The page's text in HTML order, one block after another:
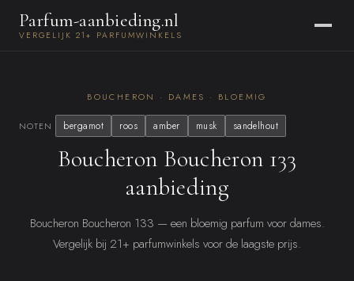
Parfum-aanbieding.nl
VERGELIJK 21+ PARFUMWINKELS
BOUCHERON · DAMES · BLOEMIG
NOTEN bergamot roos amber musk sandelhout
Boucheron Boucheron 133
aanbieding
Boucheron Boucheron 133 — een bloemig parfum voor dames.
Vergelijk bij 21+ parfumwinkels voor de laagste prijs.